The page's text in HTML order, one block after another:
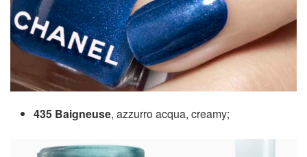
435 Baigneuse, azzurro acqua, creamy;